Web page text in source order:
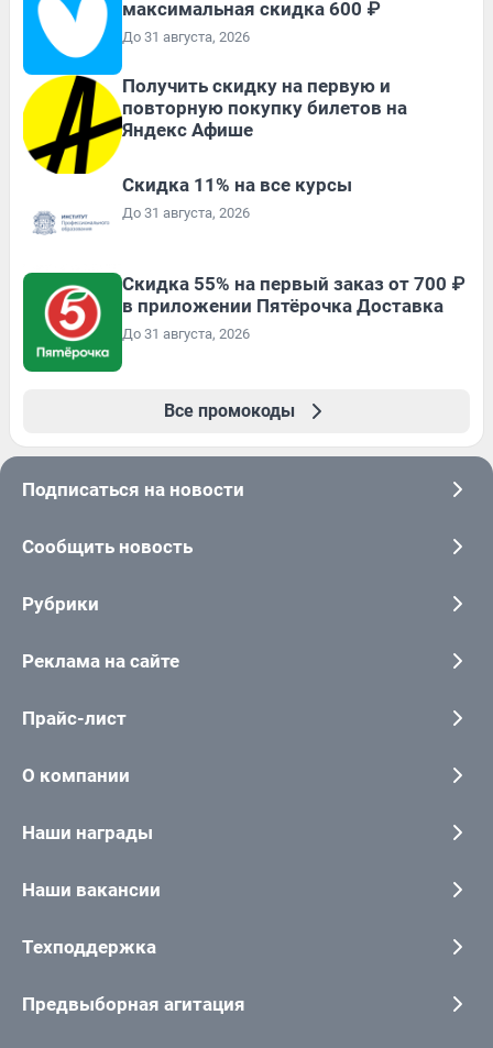
максимальная скидка 600 ₽
До 31 августа, 2026
Получить скидку на первую и
повторную покупку билетов на
Яндекс Афише
Скидка 11% на все курсы
До 31 августа, 2026
Скидка 55% на первый заказ от 700 ₽
в приложении Пятёрочка Доставка
До 31 августа, 2026
Все промокоды
Подписаться на новости
Сообщить новость
Рубрики
Реклама на сайте
Прайс-лист
О компании
Наши награды
Наши вакансии
Техподдержка
Предвыборная агитация